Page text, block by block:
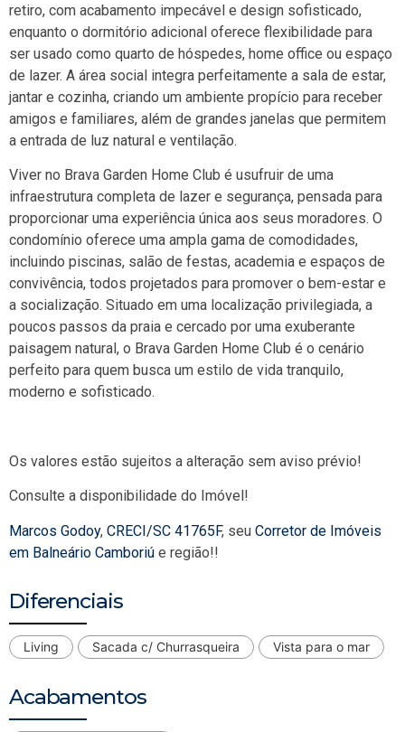
retiro, com acabamento impecável e design sofisticado,
enquanto o dormitório adicional oferece flexibilidade para
ser usado como quarto de hóspedes, home office ou espaço
de lazer. A área social integra perfeitamente a sala de estar,
jantar e cozinha, criando um ambiente propício para receber
amigos e familiares, além de grandes janelas que permitem
a entrada de luz natural e ventilação.
Viver no Brava Garden Home Club é usufruir de uma
infraestrutura completa de lazer e segurança, pensada para
proporcionar uma experiência única aos seus moradores. O
condomínio oferece uma ampla gama de comodidades,
incluindo piscinas, salão de festas, academia e espaços de
convivência, todos projetados para promover o bem-estar e
a socialização. Situado em uma localização privilegiada, a
poucos passos da praia e cercado por uma exuberante
paisagem natural, o Brava Garden Home Club é o cenário
perfeito para quem busca um estilo de vida tranquilo,
moderno e sofisticado.
Os valores estão sujeitos a alteração sem aviso prévio!
Consulte a disponibilidade do Imóvel!
Marcos Godoy, CRECI/SC 41765F, seu Corretor de Imóveis
em Balneário Camboriú e região!!
Diferenciais
Living Sacada c/ Churrasqueira Vista para o mar
Acabamentos